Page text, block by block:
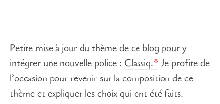
Petite mise à jour du thème de ce blog pour y
intégrer une nouvelle police : Classiq. Je profite de
l’occasion pour revenir sur la composition de ce
thème et expliquer les choix qui ont été faits.